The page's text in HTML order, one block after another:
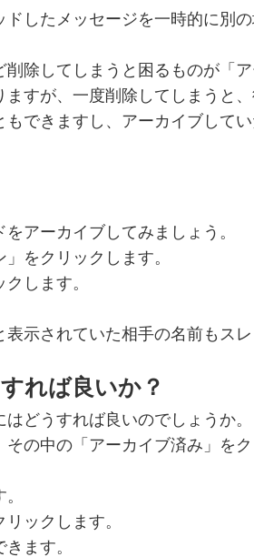
したメッセージを一時的に別
除してしまうと困るものが「
すが、一度削除してしまうと
できますし、アーカイブして
アーカイブしてみましょう。
をクリックします。
します。
示されていた相手の名前もス
れば良いか？
どうすれば良いのでしょうか。
の中の「アーカイブ済み」を
ックします。
ます。